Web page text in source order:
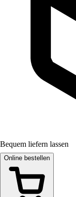
Bequem liefern lassen
Online bestellen